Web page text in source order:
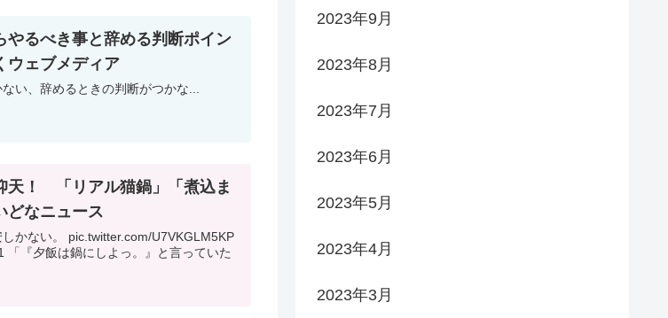
やるべき事と辞める判断ポイン
ウェブメディア
い、辞めるときの判断がつかな...
天！ 「リアル猫鍋」「煮込ま
どなニュース
かない。 pic.twitter.com/U7VKGLM5KP
『夕飯は鍋にしよっ。』と言っていた
2023年9月
2023年8月
2023年7月
2023年6月
2023年5月
2023年4月
2023年3月